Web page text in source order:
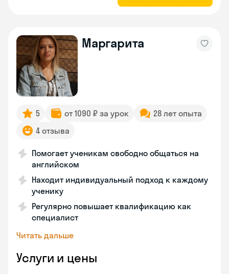
Маргарита
5 от 1090 ₽ за урок
28 лет опыта
4 отзыва
Помогает ученикам свободно общаться на
английском
Находит индивидуальный подход к каждому
ученику
Регулярно повышает квалификацию как
специалист
Читать дальше
Услуги и цены